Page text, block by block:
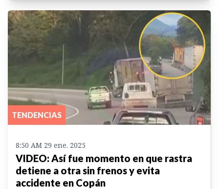
TENDENCIAS
8:50 AM 29 ene. 2025
VIDEO: Así fue momento en que rastra
detiene a otra sin frenos y evita
accidente en Copán